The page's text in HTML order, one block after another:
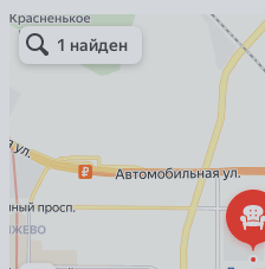
Арметкон
Металлическая мебель в Санкт‑Петербурге
Торговое оборудование в Санкт‑Петербурге